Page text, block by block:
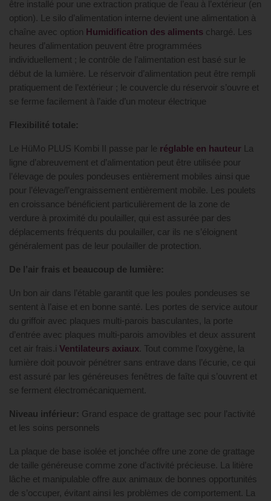
être installé pour une extraction pratique de l’eau à l’extérieur (en
option). Le silo d’alimentation interne devient une alimentation à
chaîne avec option Humidification des aliments chargé. Les
heures d’alimentation peuvent être programmées
individuellement ; le contrôle de l’alimentation est basé sur le
début de la lumière. Le réservoir d’alimentation peut être rempli
pratiquement de l’extérieur ; le couvercle du réservoir s’ouvre et
se ferme facilement à l’aide d’un moteur électrique
Flexibilité totale:
Le HüMo PLUS Kombi II passe par le réglable en hauteur
La
ligne d’abreuvement et d’alimentation peut être utilisée pour
l’élevage de poules pondeuses entièrement mobiles ainsi que
pour l’élevage/l’engraissement entièrement mobile. Les poulets
en croissance bénéficient particulièrement de la zone de
verdure à proximité du poulailler, qui est assurée par des
déplacements fréquents du poulailler, car ils ne s’éloignent
généralement pas de leur poulailler de protection.
De l’air frais et beaucoup de lumière:
Un bon air dans l’étable garantit que les poules pondeuses se
sentent à l’aise et en bonne santé. Les portes de service autour
du griffoir avec plaques multi-parois basculantes, la porte
d’entrée avec plaques multi-parois amovibles et deux assurent
cet air frais.i Ventilateurs axiaux . Tout comme l’oxygène, la
lumière doit pouvoir pénétrer sans entrave dans l’écurie, ce qui
est assuré par les généreuses fenêtres de faîte qui s’ouvrent et
se ferment électromécaniquement.
Niveau inférieur: Grand espace de grattage sec pour l’activité
et les soins personnels
La plaque de base isolée et jonchée offre une zone de grattage
de taille généreuse comme zone d’activité précieuse. La litière
lâche et manipulable offre aux animaux de bonnes opportunités
de s’occuper, évitant ainsi les problèmes de comportement. La